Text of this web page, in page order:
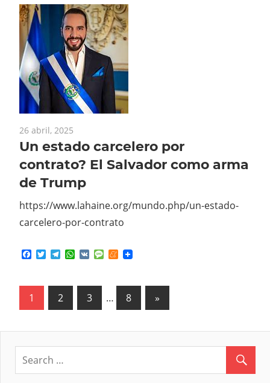
26 abril, 2025
Un estado carcelero por
contrato? El Salvador como arma
de Trump
https://www.lahaine.org/mundo.php/un-estado-
carcelero-por-contrato
Facebook
TwitterTelegram
WhatsApp
VK MessageMeneame
Paginación
de
entradas
1 2 3 … 8
Next
»